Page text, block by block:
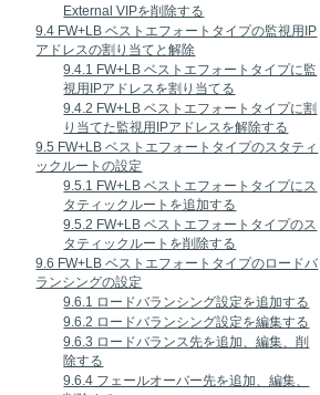
External VIPを削除する
9.4 FW+LB ベストエフォートタイプの監視用IP
アドレスの割り当てと解除
9.4.1 FW+LB ベストエフォートタイプに監
視用IPアドレスを割り当てる
9.4.2 FW+LB ベストエフォートタイプに割
り当てた監視用IPアドレスを解除する
9.5 FW+LB ベストエフォートタイプのスタティ
ックルートの設定
9.5.1 FW+LB ベストエフォートタイプにス
タティックルートを追加する
9.5.2 FW+LB ベストエフォートタイプのス
タティックルートを削除する
9.6 FW+LB ベストエフォートタイプのロードバ
ランシングの設定
9.6.1 ロードバランシング設定を追加する
9.6.2 ロードバランシング設定を編集する
9.6.3 ロードバランス先を追加、編集、削
除する
9.6.4 フェールオーバー先を追加、編集、